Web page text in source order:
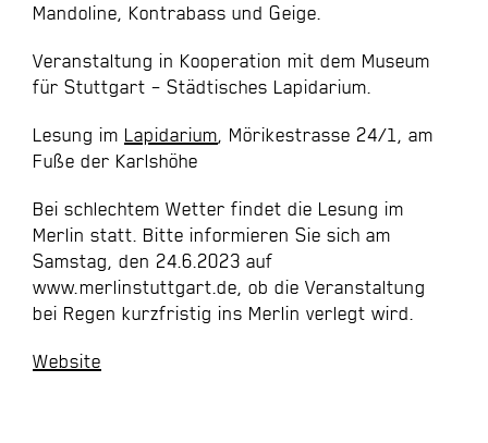
Mandoline, Kontrabass und Geige.
Veranstaltung in Kooperation mit dem Museum
für Stuttgart – Städtisches Lapidarium.
Lesung im Lapidarium, Mörikestrasse 24/1, am
Fuße der Karlshöhe
Bei schlechtem Wetter findet die Lesung im
Merlin statt. Bitte informieren Sie sich am
Samstag, den 24.6.2023 auf
www.merlinstuttgart.de, ob die Veranstaltung
bei Regen kurzfristig ins Merlin verlegt wird.
Website